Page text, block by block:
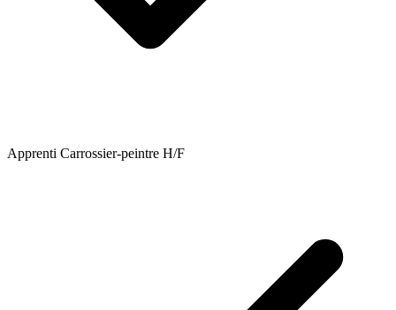
Apprenti Carrossier-peintre H/F